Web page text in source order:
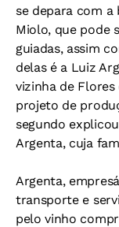
se depara com a
Miolo, que pode
guiadas, assim
delas é a Luiz
vizinha de Flores
projeto de
segundo
Argenta, cuja
Argenta,
transporte e
pelo vinho